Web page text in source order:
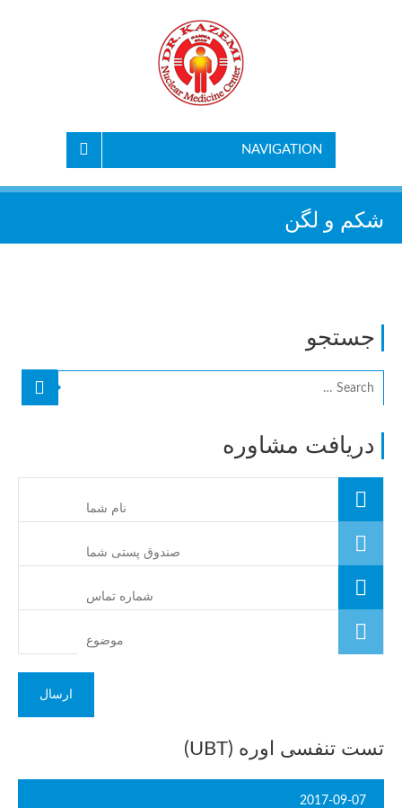
NAVIGATION
شکم و لگن
جستجو
دریافت مشاوره
تست تنفسی اوره (UBT)
2017-09-07